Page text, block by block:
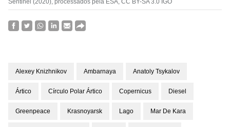
Sentinel (2020), processados pela ESA, CC BY-SA 3.0 IGO
Alexey Knizhnikov Ambarnaya Anatoly Tsykalov
Ártico Círculo Polar Ártico Copernicus Diesel
Greenpeace Krasnoyarsk Lago Mar De Kara